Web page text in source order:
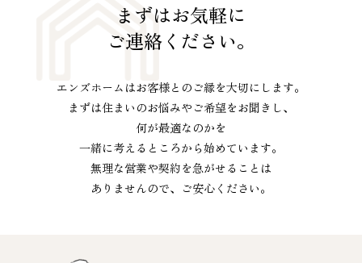
まずはお気軽に
ご連絡ください。
エンズホームはお客様とのご縁を大切にします。
まずは住まいのお悩みやご希望をお聞きし、
何が最適なのかを
一緒に考えるところから始めています。
無理な営業や契約を急がせることは
ありませんので、ご安心ください。